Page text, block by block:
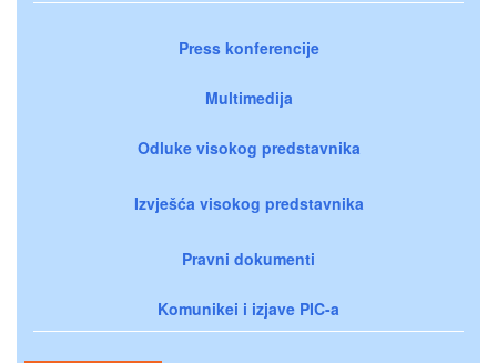
Press konferencije
Multimedija
Odluke visokog predstavnika
Izvješća visokog predstavnika
Pravni dokumenti
Komunikei i izjave PIC-a